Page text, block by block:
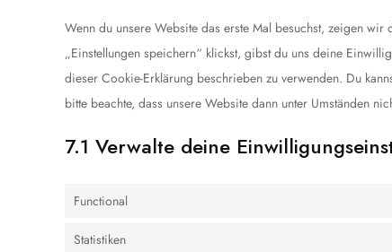
Wenn du unsere Website das erste Mal besuchst, zeigen
„Einstellungen speichern“ klickst, gibst du uns deine
dieser Cookie-Erklärung beschrieben zu verwenden. Du
bitte beachte, dass unsere Website dann unter Umständen
7.1 Verwalte deine
Functional
Statistiken